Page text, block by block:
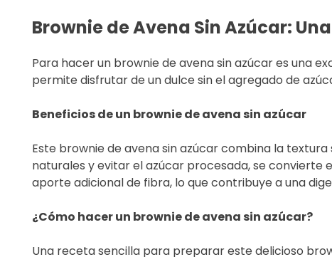
Brownie de Avena Sin Azúcar:
Para hacer un brownie de avena sin azúcar es una
permite disfrutar de un dulce sin el agregado de
Beneficios de un brownie de avena sin azúcar
Este brownie de avena sin azúcar combina la
naturales y evitar el azúcar procesada, se convierte
aporte adicional de fibra, lo que contribuye a una
¿Cómo hacer un brownie de avena sin azúcar?
Una receta sencilla para preparar este delicioso